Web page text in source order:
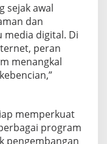
sejak awal
dan
digital. Di
peran
menangkal
memperkuat
program
pengembangan